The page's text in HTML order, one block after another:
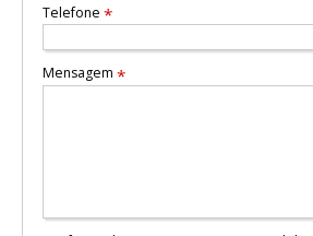
Telefone *
Mensagem *